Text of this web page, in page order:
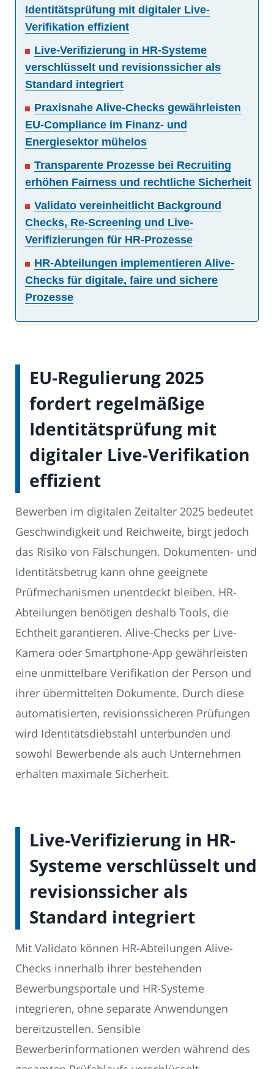
Identitätsprüfung mit digitaler Live-
Verifikation effizient
Live-Verifizierung in HR-Systeme
verschlüsselt und revisionssicher als
Standard integriert
Praxisnahe Alive-Checks gewährleisten
EU-Compliance im Finanz- und
Energiesektor mühelos
Transparente Prozesse bei Recruiting
erhöhen Fairness und rechtliche Sicherheit
Validato vereinheitlicht Background
Checks, Re-Screening und Live-
Verifizierungen für HR-Prozesse
HR-Abteilungen implementieren Alive-
Checks für digitale, faire und sichere
Prozesse
EU-Regulierung 2025
fordert regelmäßige
Identitätsprüfung mit
digitaler Live-Verifikation
effizient
Bewerben im digitalen Zeitalter 2025 bedeutet
Geschwindigkeit und Reichweite, birgt jedoch
das Risiko von Fälschungen. Dokumenten- und
Identitätsbetrug kann ohne geeignete
Prüfmechanismen unentdeckt bleiben. HR-
Abteilungen benötigen deshalb Tools, die
Echtheit garantieren. Alive-Checks per Live-
Kamera oder Smartphone-App gewährleisten
eine unmittelbare Verifikation der Person und
ihrer übermittelten Dokumente. Durch diese
automatisierten, revisionssicheren Prüfungen
wird Identitätsdiebstahl unterbunden und
sowohl Bewerbende als auch Unternehmen
erhalten maximale Sicherheit.
Live-Verifizierung in HR-
Systeme verschlüsselt und
revisionssicher als
Standard integriert
Mit Validato können HR-Abteilungen Alive-
Checks innerhalb ihrer bestehenden
Bewerbungsportale und HR-Systeme
integrieren, ohne separate Anwendungen
bereitzustellen. Sensible
Bewerberinformationen werden während des